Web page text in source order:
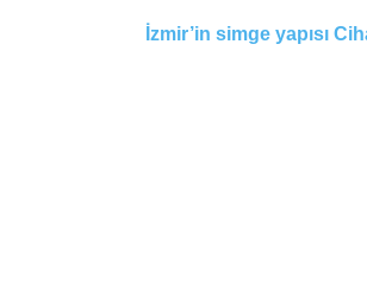
İzmir’in simge yapısı